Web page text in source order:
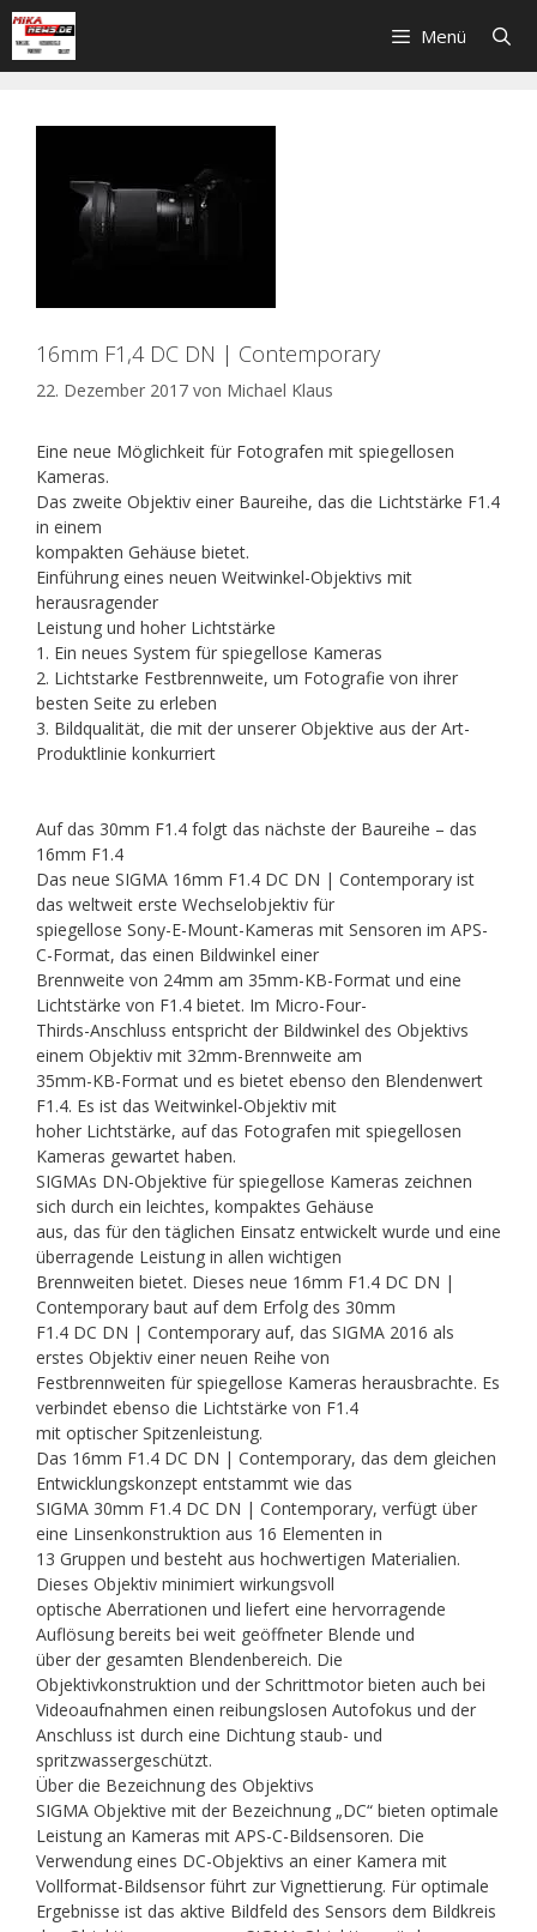
Zum
Inhalt
springen
Menü
16mm F1,4 DC DN | Contemporary
22. Dezember 2017 von Michael Klaus
Eine neue Möglichkeit für Fotografen mit spiegellosen
Kameras.
Das zweite Objektiv einer Baureihe, das die Lichtstärke F1.4
in einem
kompakten Gehäuse bietet.
Einführung eines neuen Weitwinkel-Objektivs mit
herausragender
Leistung und hoher Lichtstärke
1. Ein neues System für spiegellose Kameras
2. Lichtstarke Festbrennweite, um Fotografie von ihrer
besten Seite zu erleben
3. Bildqualität, die mit der unserer Objektive aus der Art-
Produktlinie konkurriert
Auf das 30mm F1.4 folgt das nächste der Baureihe – das
16mm F1.4
Das neue SIGMA 16mm F1.4 DC DN | Contemporary ist
das weltweit erste Wechselobjektiv für
spiegellose Sony-E-Mount-Kameras mit Sensoren im APS-
C-Format, das einen Bildwinkel einer
Brennweite von 24mm am 35mm-KB-Format und eine
Lichtstärke von F1.4 bietet. Im Micro-Four-
Thirds-Anschluss entspricht der Bildwinkel des Objektivs
einem Objektiv mit 32mm-Brennweite am
35mm-KB-Format und es bietet ebenso den Blendenwert
F1.4. Es ist das Weitwinkel-Objektiv mit
hoher Lichtstärke, auf das Fotografen mit spiegellosen
Kameras gewartet haben.
SIGMAs DN-Objektive für spiegellose Kameras zeichnen
sich durch ein leichtes, kompaktes Gehäuse
aus, das für den täglichen Einsatz entwickelt wurde und eine
überragende Leistung in allen wichtigen
Brennweiten bietet. Dieses neue 16mm F1.4 DC DN |
Contemporary baut auf dem Erfolg des 30mm
F1.4 DC DN | Contemporary auf, das SIGMA 2016 als
erstes Objektiv einer neuen Reihe von
Festbrennweiten für spiegellose Kameras herausbrachte. Es
verbindet ebenso die Lichtstärke von F1.4
mit optischer Spitzenleistung.
Das 16mm F1.4 DC DN | Contemporary, das dem gleichen
Entwicklungskonzept entstammt wie das
SIGMA 30mm F1.4 DC DN | Contemporary, verfügt über
eine Linsenkonstruktion aus 16 Elementen in
13 Gruppen und besteht aus hochwertigen Materialien.
Dieses Objektiv minimiert wirkungsvoll
optische Aberrationen und liefert eine hervorragende
Auflösung bereits bei weit geöffneter Blende und
über der gesamten Blendenbereich. Die
Objektivkonstruktion und der Schrittmotor bieten auch bei
Videoaufnahmen einen reibungslosen Autofokus und der
Anschluss ist durch eine Dichtung staub- und
spritzwassergeschützt.
Über die Bezeichnung des Objektivs
SIGMA Objektive mit der Bezeichnung „DC“ bieten optimale
Leistung an Kameras mit APS-C-Bildsensoren. Die
Verwendung eines DC-Objektivs an einer Kamera mit
Vollformat-Bildsensor führt zur Vignettierung. Für optimale
Ergebnisse ist das aktive Bildfeld des Sensors dem Bildkreis